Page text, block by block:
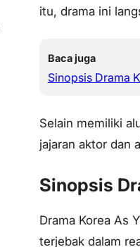
itu, drama ini
Baca juga
Sinopsis Drama
Selain memiliki
jajaran aktor dan
Sinopsis
Drama Korea As
terjebak dalam